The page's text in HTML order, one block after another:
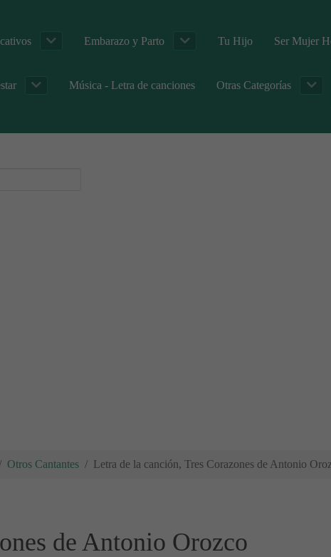
Embarazo y Parto Tu Hijo Ser Mujer
Música - Letra de canciones Otras Categorías
Otros Cantantes Letra de la canción, Tres Corazones de Antonio
de Antonio Orozco